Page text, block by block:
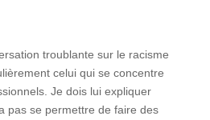
troublante sur le racisme
celui qui se concentre
Je dois lui expliquer
pas se permettre de faire des